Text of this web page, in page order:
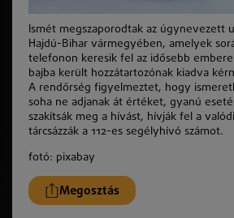
Ismét megszaporodtak az úgynevezett
Hajdú-Bihar vármegyében, amelyek
telefonon keresik fel az idősebb
bajba került hozzátartozónak kiadva
A rendőrség figyelmeztet, hogy
soha ne adjanak át értéket, gyanú
szakítsák meg a hívást, hívják fel a
tárcsázzák a 112-es segélyhívó számot.
fotó: pixabay
Megosztás